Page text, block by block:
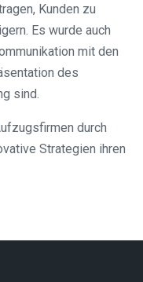
Kunden zu
Es wurde auch
mit den
des
sind.
durch
Strategien ihren